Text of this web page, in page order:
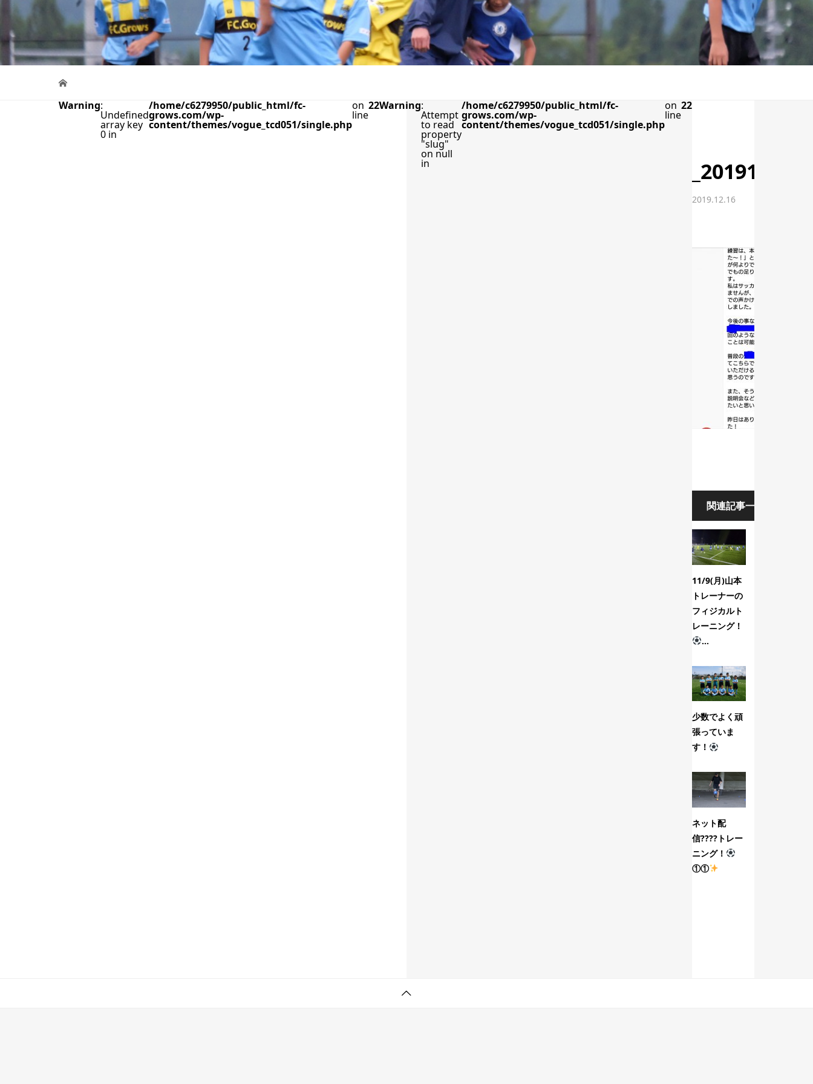
Warning:
Undefined
array key
0 in
/home/c6279950/public_html/fc-
grows.com/wp-
content/themes/vogue_tcd051/single.php
on
line
22Warning:
Attempt
to read
property
"slug"
on null
in
/home/c6279950/public_html/fc-
grows.com/wp-
content/themes/vogue_tcd051/single.php
on
line
22
2019.12.16
関連記事一覧
11/9(月)山本
トレーナーの
フィジカルト
レーニング！
...
少数でよく頑
張っていま
す！
ネット配
信????トレー
ニング！
①①